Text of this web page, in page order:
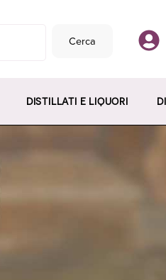
Cerca
DISTILLATI E LIQUORI